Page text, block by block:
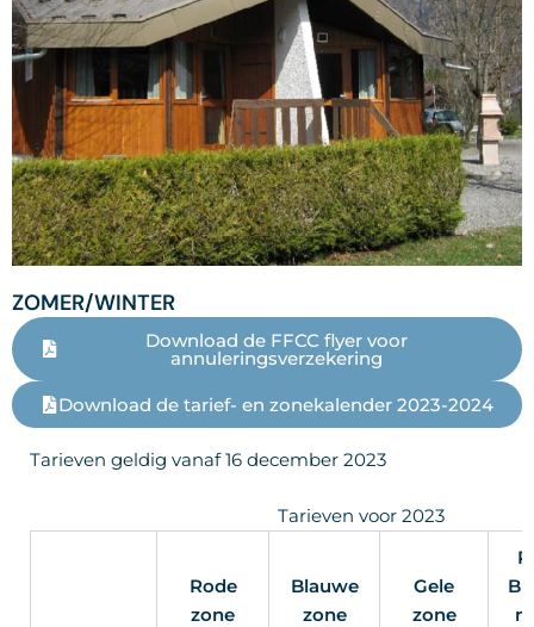
ZOMER/WINTER
Download de FFCC flyer voor
annuleringsverzekering
Download de tarief- en zonekalender 2023-2024
Tarieven geldig vanaf 16 december 2023
Tarieven voor 2023
Rode
zone
Blauwe
zone
Gele
zone